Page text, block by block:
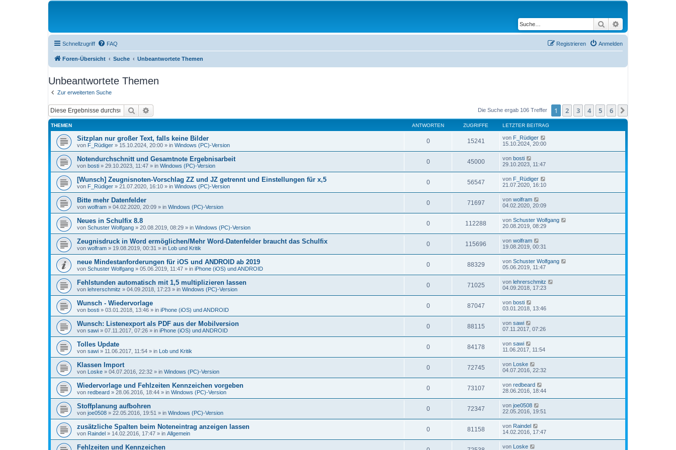
Suche
Schnellzugriff FAQ Anmelden
Registrieren
Foren-Übersicht Suche Unbeantwortete Themen
Unbeantwortete Themen
Zur erweiterten Suche
Suche Die Suche ergab 106 Treffer 1 2 3 4 5 6
THEMEN ANTWORTEN ZUGRIFFE LETZTER BEITRAG
Sitzplan nur großer Text, falls keine Bilder
von F_Rüdiger » 15.10.2024, 20:00 » in Windows (PC)-Version
0 15241 von F_Rüdiger
15.10.2024, 20:00
Notendurchschnitt und Gesamtnote Ergebnisarbeit
von bosti » 29.10.2023, 11:47 » in Windows (PC)-Version
0 45000 von bosti
29.10.2023, 11:47
[Wunsch] Zeugnisnoten-Vorschlag ZZ und JZ getrennt und Einstellungen für x,5
von F_Rüdiger » 21.07.2020, 16:10 » in Windows (PC)-Version
0 56547 von F_Rüdiger
21.07.2020, 16:10
Bitte mehr Datenfelder
von wolfram » 04.02.2020, 20:09 » in Windows (PC)-Version
0 71697 von wolfram
04.02.2020, 20:09
Neues in Schulfix 8.8
von Schuster Wolfgang » 20.08.2019, 08:29 » in Windows (PC)-Version
0 112288 von Schuster Wolfgang
20.08.2019, 08:29
Zeugnisdruck in Word ermöglichen/Mehr Word-Datenfelder braucht das Schulfix
von wolfram » 19.08.2019, 00:31 » in Lob und Kritik
0 115696 von wolfram
19.08.2019, 00:31
neue Mindestanforderungen für iOS und ANDROID ab 2019
von Schuster Wolfgang » 05.06.2019, 11:47 » in iPhone (iOS) und ANDROID
0 88329 von Schuster Wolfgang
05.06.2019, 11:47
Fehlstunden automatisch mit 1,5 multiplizieren lassen
von lehrerschmitz » 04.09.2018, 17:23 » in Windows (PC)-Version
0 71025 von lehrerschmitz
04.09.2018, 17:23
Wunsch - Wiedervorlage
von bosti » 03.01.2018, 13:46 » in iPhone (iOS) und ANDROID
0 87047 von bosti
03.01.2018, 13:46
Wunsch: Listenexport als PDF aus der Mobilversion
von sawi » 07.11.2017, 07:26 » in iPhone (iOS) und ANDROID
0 88115 von sawi
07.11.2017, 07:26
Tolles Update
von sawi » 11.06.2017, 11:54 » in Lob und Kritik
0 84178 von sawi
11.06.2017, 11:54
Klassen Import
von Loske » 04.07.2016, 22:32 » in Windows (PC)-Version
0 72745 von Loske
04.07.2016, 22:32
Wiedervorlage und Fehlzeiten Kennzeichen vorgeben
von redbeard » 28.06.2016, 18:44 » in Windows (PC)-Version
0 73107 von redbeard
28.06.2016, 18:44
Stoffplanung aufbohren
von joe0508 » 22.05.2016, 19:51 » in Windows (PC)-Version
0 72347 von joe0508
22.05.2016, 19:51
zusätzliche Spalten beim Noteneintrag anzeigen lassen
von Raindel » 14.02.2016, 17:47 » in Allgemein
0 81158 von Raindel
14.02.2016, 17:47
Fehlzeiten und Kennzeichen von Loske